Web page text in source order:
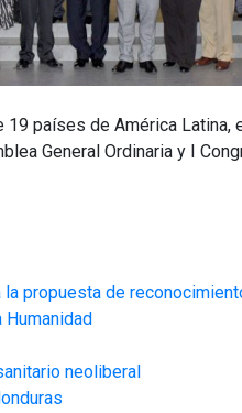
países de América Latina,
General Ordinaria y I
la propuesta de
neoliberal